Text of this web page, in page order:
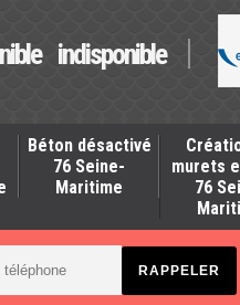
indisponible
Béton désactivé
76 Seine-
Maritime
murets
76